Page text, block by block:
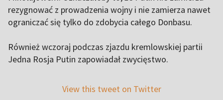
rezygnować z prowadzenia wojny i nie zamierza nawet
ograniczać się tylko do zdobycia całego Donbasu.
Również wczoraj podczas zjazdu kremlowskiej partii
Jedna Rosja Putin zapowiadał zwycięstwo.
View this tweet on Twitter